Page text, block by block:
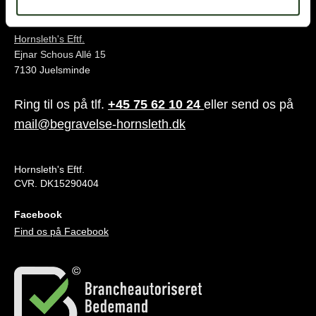
Hornsleth's Eftf.
Ejnar Schous Allé 15
7130 Juelsminde
Ring til os på tlf. +45 75 62 10 24 eller send os på
mail@begravelse-hornsleth.dk
Hornsleth's Eftf.
CVR. DK15290404
Facebook
Find os på Facebook